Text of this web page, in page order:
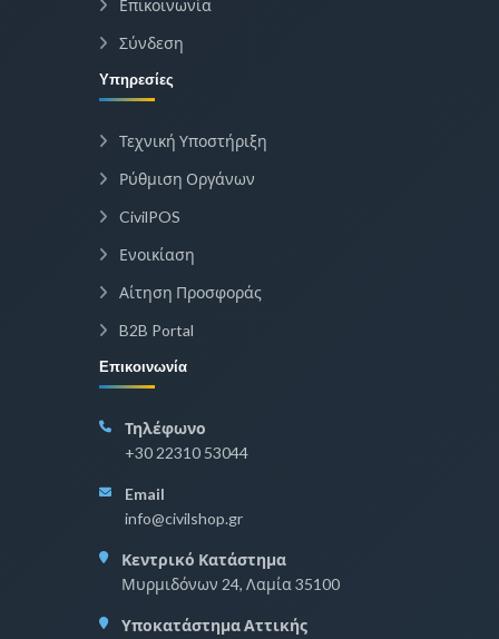
Επικοινωνία
Σύνδεση
Υπηρεσίες
Τεχνική Υποστήριξη
Ρύθμιση Οργάνων
CivilPOS
Ενοικίαση
Αίτηση Προσφοράς
B2B Portal
Επικοινωνία
Τηλέφωνο
+30 22310 53044
Email
info@civilshop.gr
Κεντρικό Κατάστημα
Μυρμιδόνων 24, Λαμία 35100
Υποκατάστημα Αττικής